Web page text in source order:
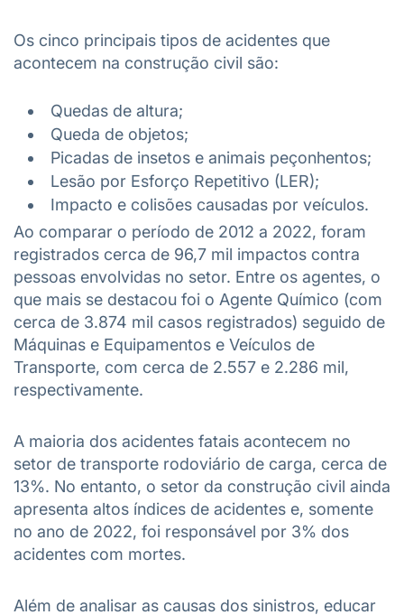
Os cinco principais tipos de acidentes que
acontecem na construção civil são:
Quedas de altura;
Queda de objetos;
Picadas de insetos e animais peçonhentos;
Lesão por Esforço Repetitivo (LER);
Impacto e colisões causadas por veículos.
Ao comparar o período de 2012 a 2022, foram
registrados cerca de 96,7 mil impactos contra
pessoas envolvidas no setor. Entre os agentes, o
que mais se destacou foi o Agente Químico (com
cerca de 3.874 mil casos registrados) seguido de
Máquinas e Equipamentos e Veículos de
Transporte, com cerca de 2.557 e 2.286 mil,
respectivamente.
A maioria dos acidentes fatais acontecem no
setor de transporte rodoviário de carga, cerca de
13%. No entanto, o setor da construção civil ainda
apresenta altos índices de acidentes e, somente
no ano de 2022, foi responsável por 3% dos
acidentes com mortes.
Além de analisar as causas dos sinistros, educar